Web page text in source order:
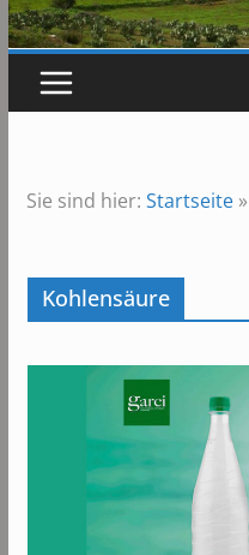
Sie sind hier: Startseite»
Kohlensäure